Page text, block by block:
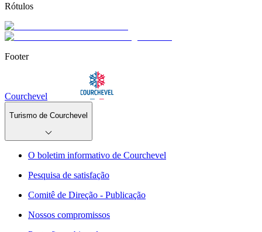
Rótulos
Footer
Courchevel
Turismo de Courchevel
O boletim informativo de Courchevel
Pesquisa de satisfação
Comitê de Direção - Publicação
Nossos compromissos